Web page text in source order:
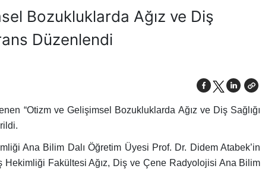
Bozukluklarda Ağız ve Diş
Düzenlendi
“Otizm ve Gelişimsel Bozukluklarda Ağız ve Diş Sağlığı
Ana Bilim Dalı Öğretim Üyesi Prof. Dr. Didem Atabek’in
Hekimliği Fakültesi Ağız, Diş ve Çene Radyolojisi Ana Bilim